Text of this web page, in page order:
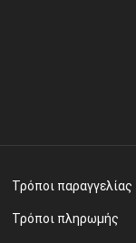
Τρόποι παραγγελίας
Τρόποι πληρωμής